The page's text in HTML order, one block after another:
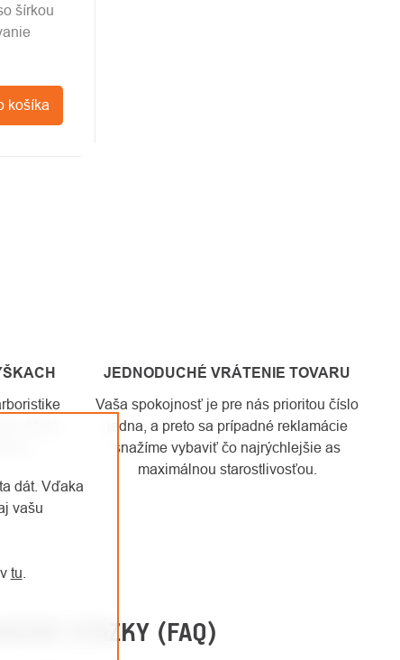
dát. Vďaka
vašu
tu
košíka
šírkou
JEDNODUCHÉ VRÁTENIE TOVARU
Vaša spokojnosť je pre nás prioritou číslo
jedna, a preto sa prípadné reklamácie
snažíme vybaviť čo najrýchlejšie as
maximálnou starostlivosťou.
OTÁZKY (FAQ)